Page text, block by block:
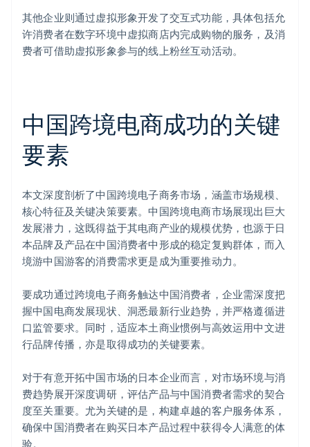
其他企业则通过虚拟形象开发了交互式功能，具体包括允
许消费者在数字环境中虚拟商店内完成购物的服务，及消
费者可借助虚拟形象参与的线上粉丝互动活动。
中国跨境电商成功的关键
要素
本文深度剖析了中国跨境电子商务市场，涵盖市场规模、
核心特征及关键决策要素。中国跨境电商市场展现出巨大
发展潜力，这既得益于其电商产业的规模优势，也源于日
本品牌及产品在中国消费者中形成的稳定复购群体，而入
境游中国游客的消费需求更是成为重要推动力。
要成功通过跨境电子商务触达中国消费者，企业需深度把
握中国电商发展现状、洞悉最新行业趋势，并严格遵循进
口监管要求。同时，适应本土商业惯例与高效运用中文进
行品牌传播，亦是取得成功的关键要素。
对于有意开拓中国市场的日本企业而言，对市场环境与消
费趋势展开深度调研，评估产品与中国消费者需求的契合
度至关重要。尤为关键的是，构建卓越的客户服务体系，
确保中国消费者在购买日本产品过程中获得令人满意的体
验。
阿联酋
English
爱尔兰
English
English
奥地利
DeutschEnglish
澳大利亚
English